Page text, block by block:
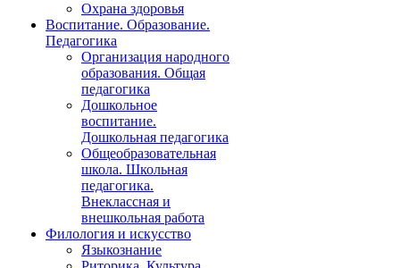
Охрана здоровья
Воспитание. Образование.
Педагогика
Организация народного
образования. Общая
педагогика
Дошкольное
воспитание.
Дошкольная педагогика
Общеобразовательная
школа. Школьная
педагогика.
Внеклассная и
внешкольная работа
Филология и искусство
Языкознание